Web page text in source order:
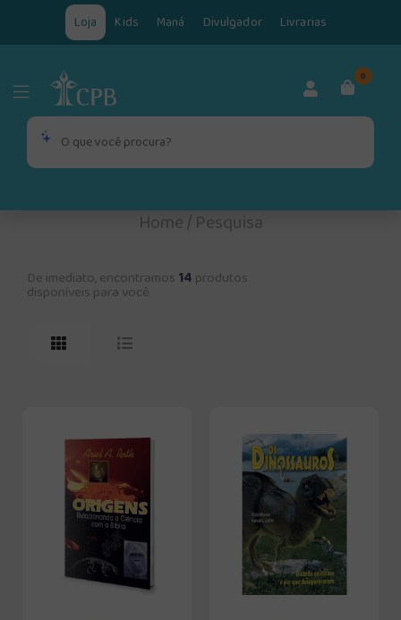
Loja Kids Maná Divulgador Livrarias
0
Home/Pesquisa
De imediato, encontramos 14 produtos
disponíveis para você